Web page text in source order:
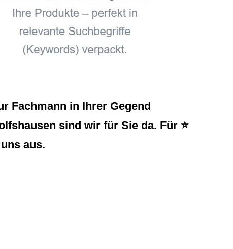
Fachmann in Ihrer Gegend
sind wir für Sie da. Für ⭐
aus.